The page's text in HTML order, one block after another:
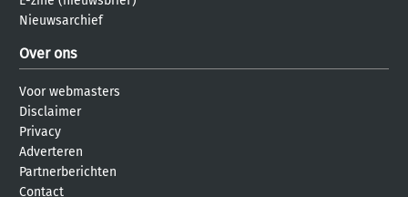
Nieuwsarchief
Over ons
Voor webmasters
Disclaimer
Privacy
Adverteren
Partnerberichten
Contact